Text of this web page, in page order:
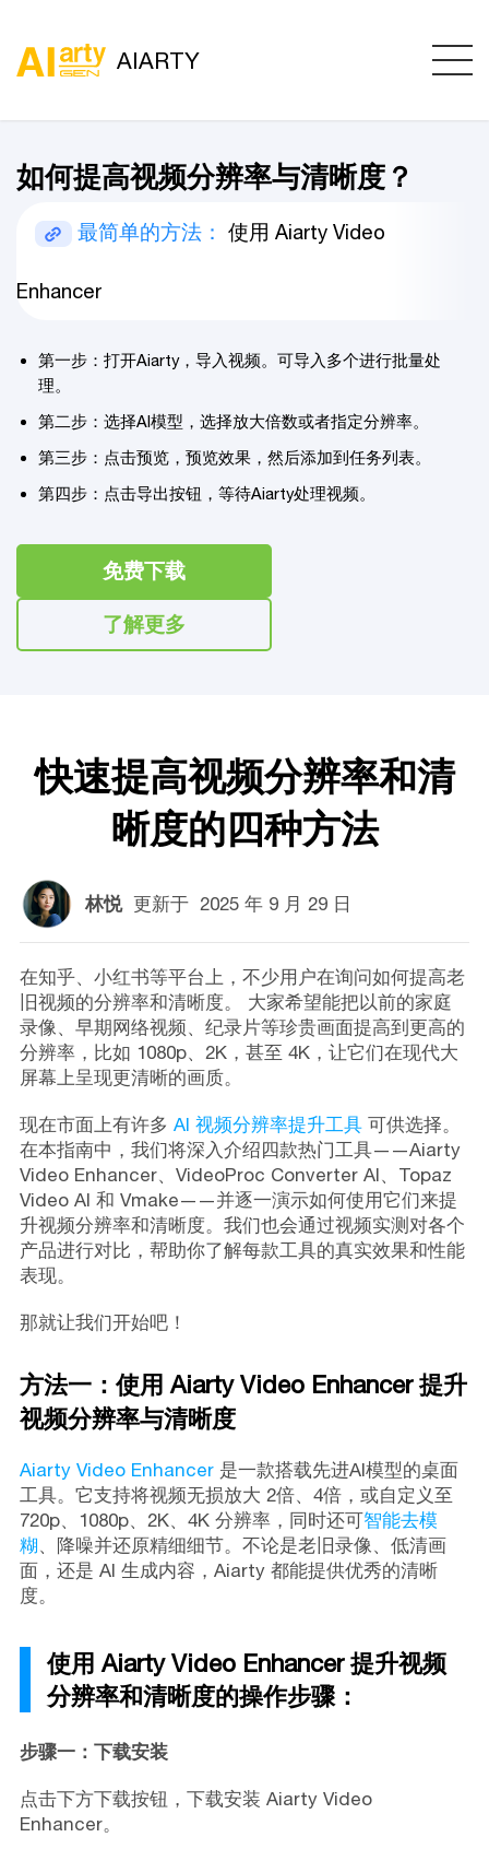
AIARTY
如何提高视频分辨率与清晰度？
最简单的方法： 使用 Aiarty Video
Enhancer
第一步：打开Aiarty，导入视频。可导入多个进行批量处
理。
第二步：选择AI模型，选择放大倍数或者指定分辨率。
第三步：点击预览，预览效果，然后添加到任务列表。
第四步：点击导出按钮，等待Aiarty处理视频。
免费下载
了解更多
快速提高视频分辨率和清
晰度的四种方法
林悦更新于 2025 年 9 月 29 日
在知乎、小红书等平台上，不少用户在询问如何提高老
旧视频的分辨率和清晰度。 大家希望能把以前的家庭
录像、早期网络视频、纪录片等珍贵画面提高到更高的
分辨率，比如 1080p、2K，甚至 4K，让它们在现代大
屏幕上呈现更清晰的画质。
现在市面上有许多 AI 视频分辨率提升工具可供选择。
在本指南中，我们将深入介绍四款热门工具——Aiarty
Video Enhancer、VideoProc Converter AI、Topaz
Video AI 和 Vmake——并逐一演示如何使用它们来提
升视频分辨率和清晰度。我们也会通过视频实测对各个
产品进行对比，帮助你了解每款工具的真实效果和性能
表现。
那就让我们开始吧！
方法一：使用 Aiarty Video Enhancer 提升
视频分辨率与清晰度
Aiarty Video Enhancer是一款搭载先进AI模型的桌面
工具。它支持将视频无损放大 2倍、4倍，或自定义至
720p、1080p、2K、4K 分辨率，同时还可智能去模
糊、降噪并还原精细细节。不论是老旧录像、低清画
面，还是 AI 生成内容，Aiarty 都能提供优秀的清晰
度。
使用 Aiarty Video Enhancer 提升视频
分辨率和清晰度的操作步骤：
步骤一：下载安装
点击下方下载按钮，下载安装 Aiarty Video
Enhancer。